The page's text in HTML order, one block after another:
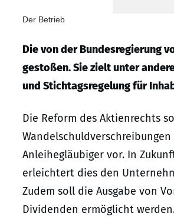
Der Betrieb
Die von der Bundesregierung
gestoßen. Sie zielt unter
und Stichtagsregelung für
Die Reform des Aktienrechts
Anleihegläubiger vor. In
erleichtert dies den
Zudem soll die Ausgabe von
Dividenden ermöglicht